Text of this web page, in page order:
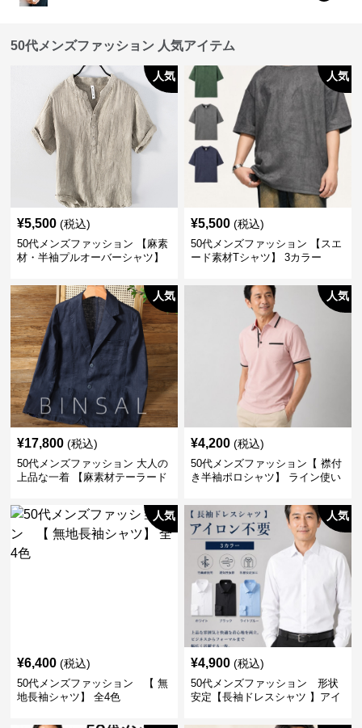
50代メンズファッション 人気アイテム
人気
¥5,500 (税込)
50代メンズファッション 【麻素
材・半袖プルオーバーシャツ】
人気
¥5,500 (税込)
50代メンズファッション 【スエ
ード素材Tシャツ】 3カラー
人気
¥17,800 (税込)
50代メンズファッション 大人の
上品な一着 【麻素材テーラード
人気
¥4,200 (税込)
50代メンズファッション【 襟付
き半袖ポロシャツ】 ライン使い
人気
¥6,400 (税込)
50代メンズファッション 【 無
地長袖シャツ】 全4色
人気
¥4,900 (税込)
50代メンズファッション 形状
安定【長袖ドレスシャツ 】アイ